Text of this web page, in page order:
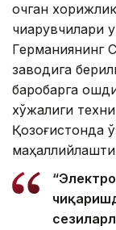
очган
чиқарувчилари
Германиянинг
заводига
баробарга
хўжалиги
Қозоғистонда